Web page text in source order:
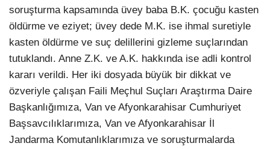
soruşturma kapsamında üvey baba B.K. çocuğu kasten
öldürme ve eziyet; üvey dede M.K. ise ihmal suretiyle
kasten öldürme ve suç delillerini gizleme suçlarından
tutuklandı. Anne Z.K. ve A.K. hakkında ise adli kontrol
kararı verildi. Her iki dosyada büyük bir dikkat ve
özveriyle çalışan Faili Meçhul Suçları Araştırma Daire
Başkanlığımıza, Van ve Afyonkarahisar Cumhuriyet
Başsavcılıklarımıza, Van ve Afyonkarahisar İl
Jandarma Komutanlıklarımıza ve soruşturmalarda